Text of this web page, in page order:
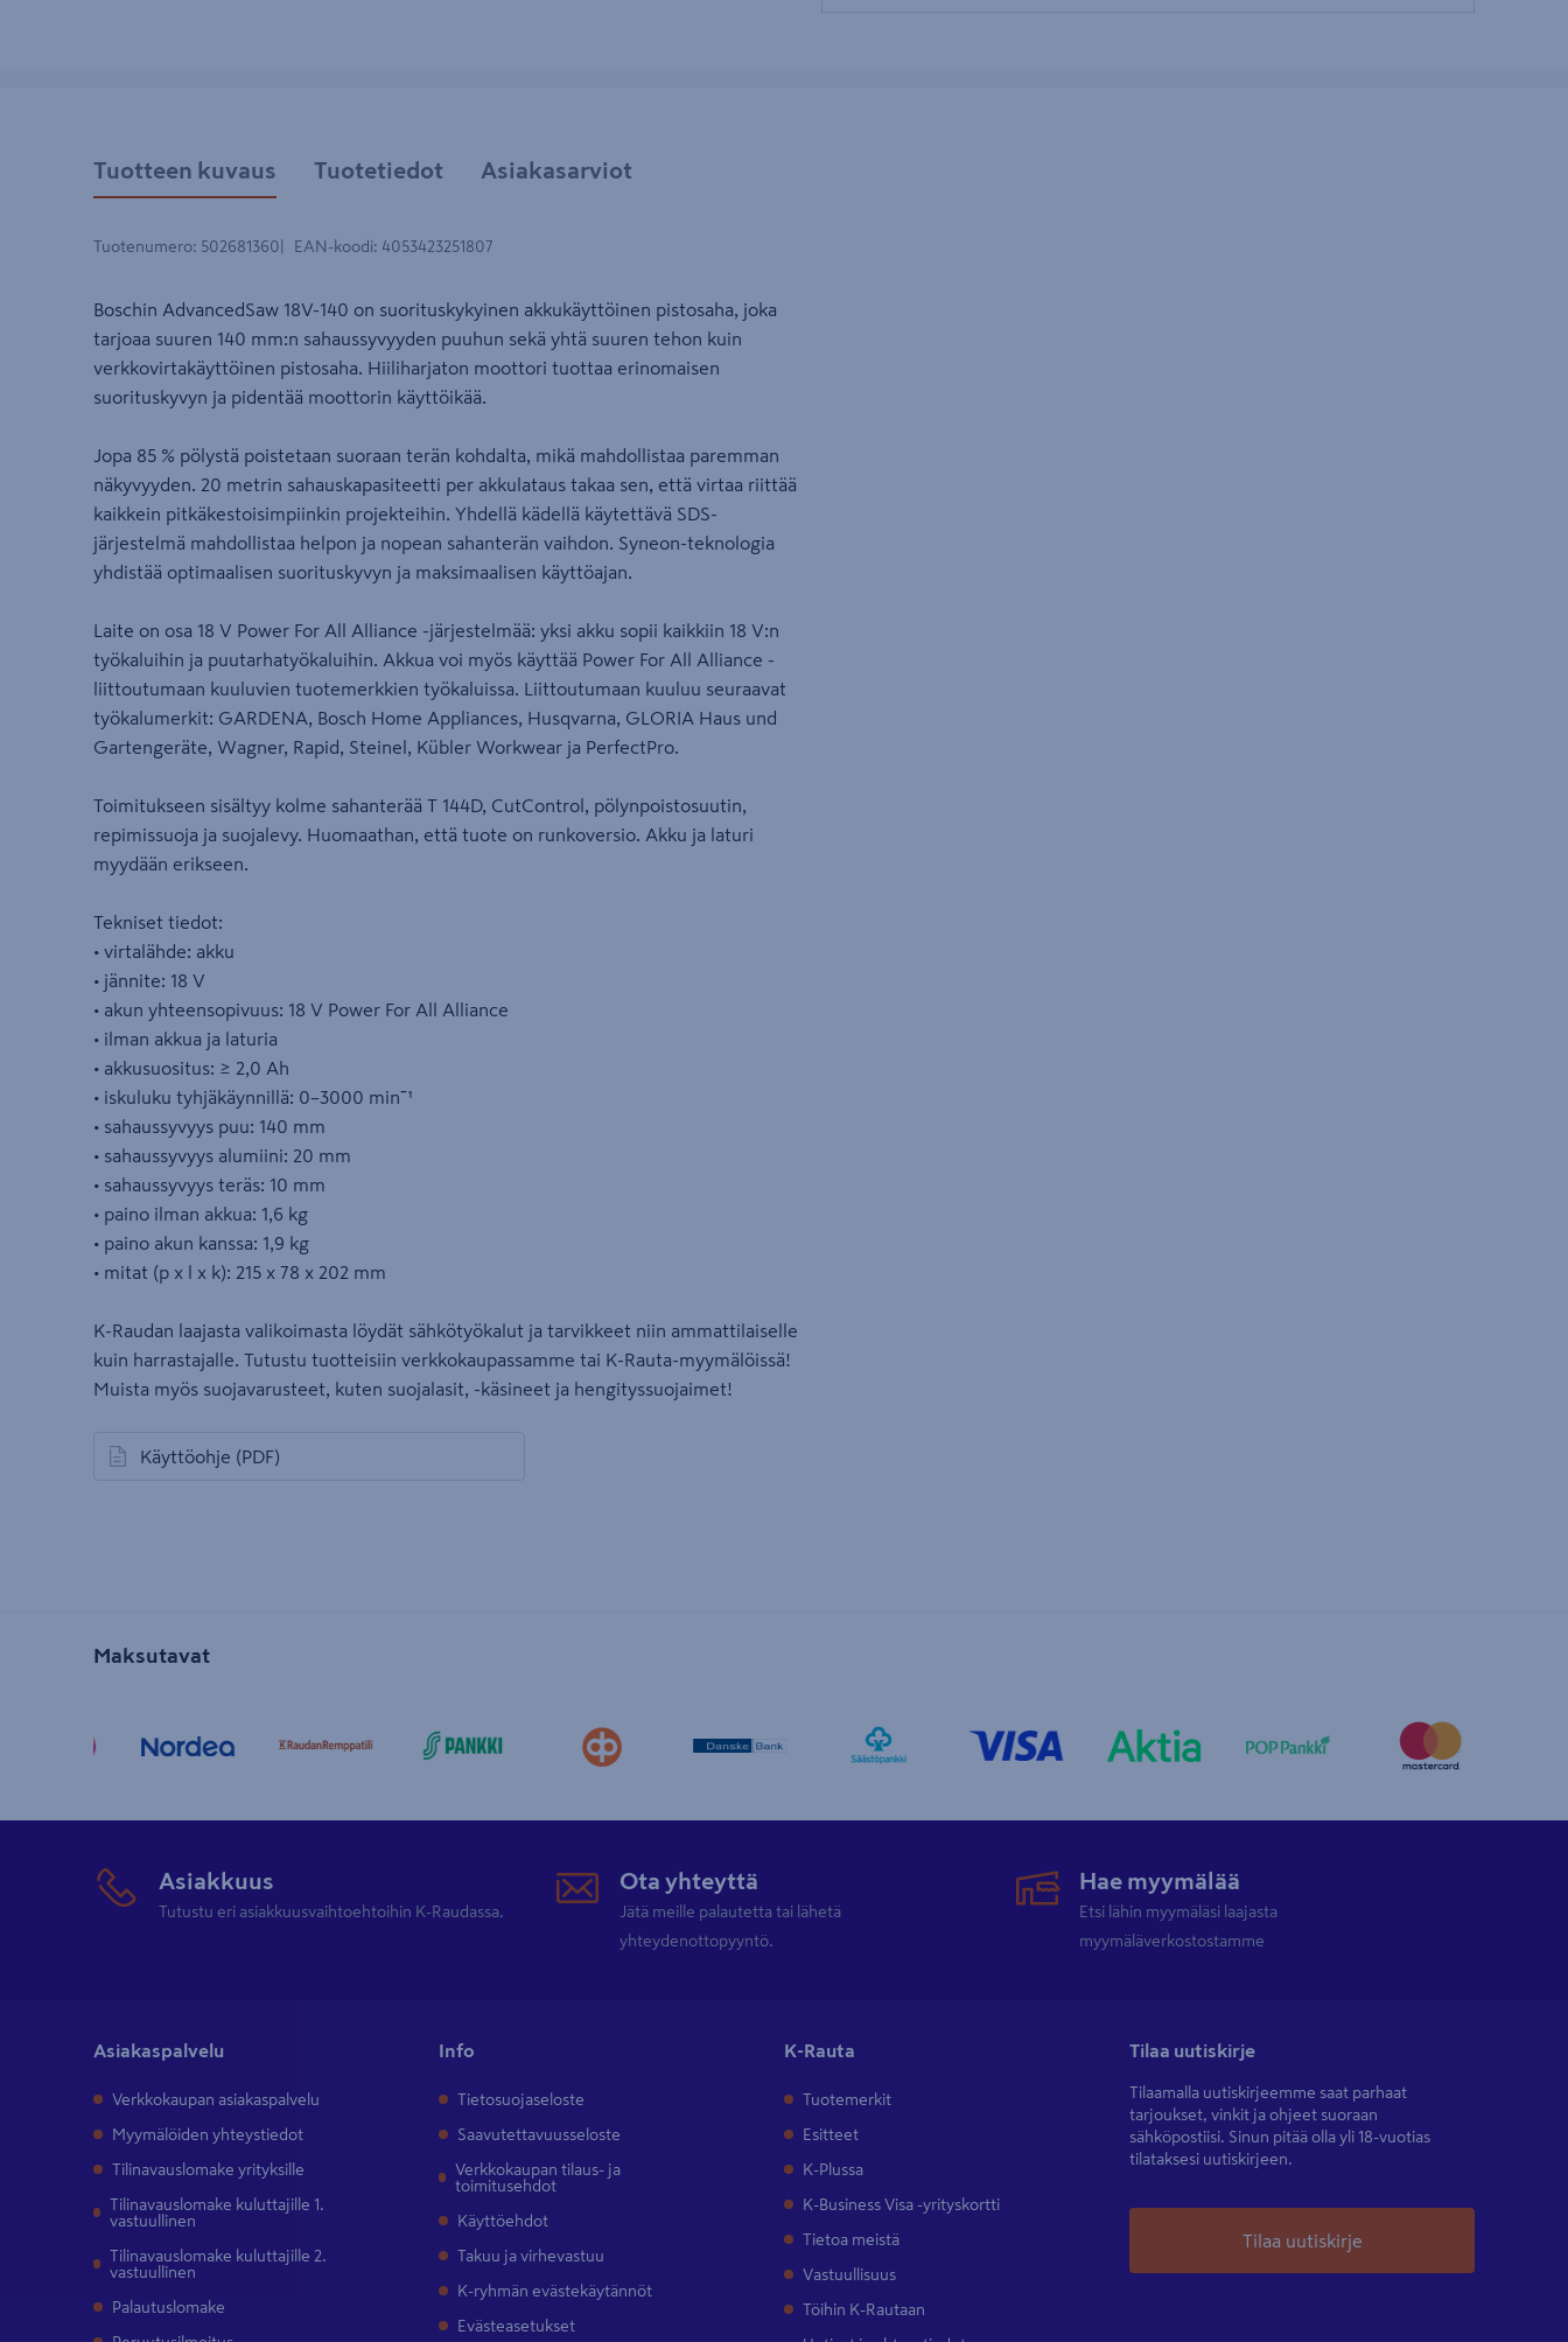
Tuotteen kuvaus Tuotetiedot Asiakasarviot
Tuotenumero: 502681360 EAN-koodi: 4053423251807
Boschin AdvancedSaw 18V-140 on suorituskykyinen akkukäyttöinen pistosaha, joka
tarjoaa suuren 140 mm:n sahaussyvyyden puuhun sekä yhtä suuren tehon kuin
verkkovirtakäyttöinen pistosaha. Hiiliharjaton moottori tuottaa erinomaisen
suorituskyvyn ja pidentää moottorin käyttöikää.
Jopa 85 % pölystä poistetaan suoraan terän kohdalta, mikä mahdollistaa paremman
näkyvyyden. 20 metrin sahauskapasiteetti per akkulataus takaa sen, että virtaa riittää
kaikkein pitkäkestoisimpiinkin projekteihin. Yhdellä kädellä käytettävä SDS-
järjestelmä mahdollistaa helpon ja nopean sahanterän vaihdon. Syneon-teknologia
yhdistää optimaalisen suorituskyvyn ja maksimaalisen käyttöajan.
Laite on osa 18 V Power For All Alliance -järjestelmää: yksi akku sopii kaikkiin 18 V:n
työkaluihin ja puutarhatyökaluihin. Akkua voi myös käyttää Power For All Alliance -
liittoutumaan kuuluvien tuotemerkkien työkaluissa. Liittoutumaan kuuluu seuraavat
työkalumerkit: GARDENA, Bosch Home Appliances, Husqvarna, GLORIA Haus und
Gartengeräte, Wagner, Rapid, Steinel, Kübler Workwear ja PerfectPro.
Toimitukseen sisältyy kolme sahanterää T 144D, CutControl, pölynpoistosuutin,
repimissuoja ja suojalevy. Huomaathan, että tuote on runkoversio. Akku ja laturi
myydään erikseen.
Tekniset tiedot:
• virtalähde: akku
• jännite: 18 V
• akun yhteensopivuus: 18 V Power For All Alliance
• ilman akkua ja laturia
• akkusuositus: ≥ 2,0 Ah
• iskuluku tyhjäkäynnillä: 0–3000 minˉ¹
• sahaussyvyys puu: 140 mm
• sahaussyvyys alumiini: 20 mm
• sahaussyvyys teräs: 10 mm
• paino ilman akkua: 1,6 kg
• paino akun kanssa: 1,9 kg
• mitat (p x l x k): 215 x 78 x 202 mm
K-Raudan laajasta valikoimasta löydät sähkötyökalut ja tarvikkeet niin ammattilaiselle
kuin harrastajalle. Tutustu tuotteisiin verkkokaupassamme tai K-Rauta-myymälöissä!
Muista myös suojavarusteet, kuten suojalasit, -käsineet ja hengityssuojaimet!
Käyttöohje (PDF)
avautuu uuteen välilehteen
Maksutavat
Asiakkuus
Tutustu eri asiakkuusvaihtoehtoihin K-Raudassa.
Ota yhteyttä
Jätä meille palautetta tai lähetä
yhteydenottopyyntö.
Hae myymälää
Etsi lähin myymäläsi laajasta
myymäläverkostostamme
Asiakaspalvelu
Verkkokaupan asiakaspalvelu
Myymälöiden yhteystiedot
Tilinavauslomake yrityksille
Tilinavauslomake kuluttajille 1.
vastuullinen
Tilinavauslomake kuluttajille 2.
vastuullinen
Palautuslomake
Info
Tietosuojaseloste
Saavutettavuusseloste
Verkkokaupan tilaus- ja
toimitusehdot
Käyttöehdot
Takuu ja virhevastuu
K-ryhmän evästekäytännöt
Evästeasetukset
K-Rauta
Tuotemerkit
Esitteet
K-Plussa
K-Business Visa -yrityskortti
Tietoa meistä
Vastuullisuus
Töihin K-Rautaan
Tilaa uutiskirje
Tilaamalla uutiskirjeemme saat parhaat
tarjoukset, vinkit ja ohjeet suoraan
sähköpostiisi. Sinun pitää olla yli 18-vuotias
tilataksesi uutiskirjeen.
Tilaa uutiskirje